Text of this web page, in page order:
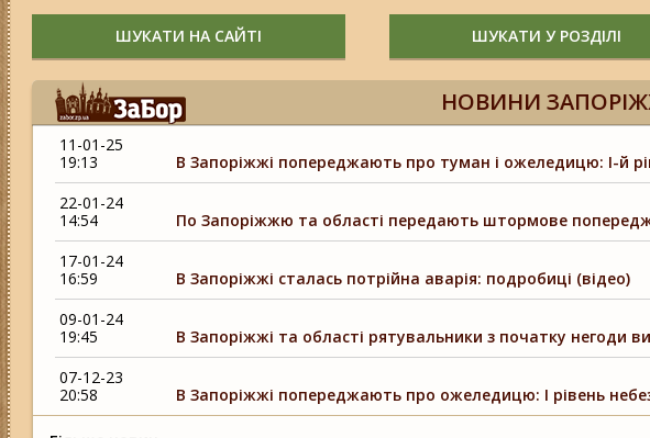
ШУКАТИ НА САЙТІ ШУКАТИ У РОЗДІЛІ
НОВИНИ
11-01-25
19:13
В Запоріжжі попереджають про туман і ожеледицю: І-й
22-01-24
14:54
По Запоріжжю та області передають штормове
17-01-24
16:59
В Запоріжжі сталась потрійна аварія: подробиці (відео)
09-01-24
19:45
В Запоріжжі та області рятувальники з початку негоди
07-12-23
20:58
В Запоріжжі попереджають про ожеледицю: І рівень